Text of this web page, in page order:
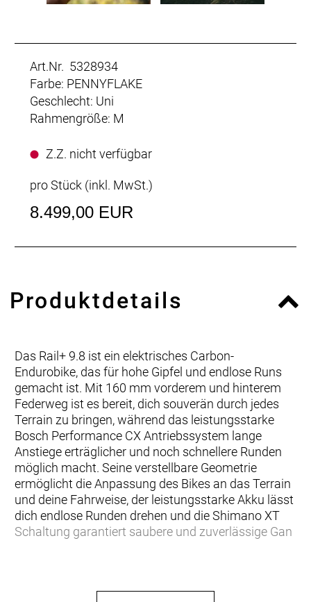
Art.Nr. 5328934
Farbe: PENNYFLAKE
Geschlecht: Uni
Rahmengröße: M
Z.Z. nicht verfügbar
pro Stück (inkl. MwSt.)
8.499,00 EUR
Produktdetails
Das Rail+ 9.8 ist ein elektrisches Carbon-
Endurobike, das für hohe Gipfel und endlose Runs
gemacht ist. Mit 160 mm vorderem und hinterem
Federweg ist es bereit, dich souverän durch jedes
Terrain zu bringen, während das leistungsstarke
Bosch Performance CX Antriebssystem lange
Anstiege erträglicher und noch schnellere Runden
möglich macht. Seine verstellbare Geometrie
ermöglicht die Anpassung des Bikes an das Terrain
und deine Fahrweise, der leistungsstarke Akku lässt
dich endlose Runden drehen und die Shimano XT
Schaltung garantiert saubere und zuverlässige Gan
brauchst, das dich nicht im Stich lässt. Um